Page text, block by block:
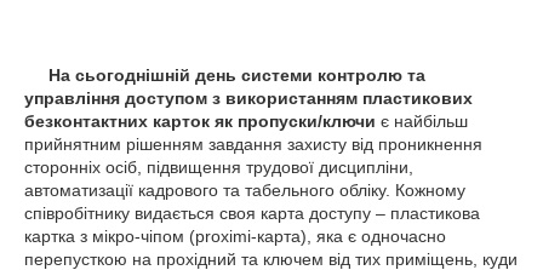
На сьогоднішній день системи контролю та
управління доступом з використанням пластикових
безконтактних карток як пропуски/ключи є найбільш
прийнятним рішенням завдання захисту від проникнення
сторонніх осіб, підвищення трудової дисципліни,
автоматизації кадрового та табельного обліку. Кожному
співробітнику видається своя карта доступу – пластикова
картка з мікро-чіпом (proximi-карта), яка є одночасно
перепусткою на прохідний та ключем від тих приміщень, куди